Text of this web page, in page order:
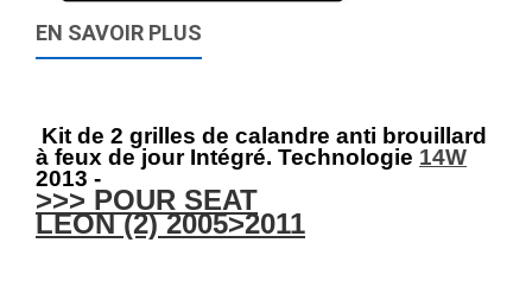
EN SAVOIR PLUS
Kit de 2 grilles de calandre anti brouillard
à feux de jour Intégré. Technologie 14W
2013 -
>>> POUR SEAT
LEON (2) 2005>2011